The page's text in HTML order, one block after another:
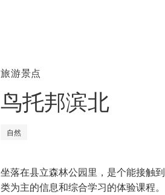
旅游景点
鸟托邦滨北
自然
坐落在县立森林公园里，是个能接触
类为主的信息和综合学习的体验课程。